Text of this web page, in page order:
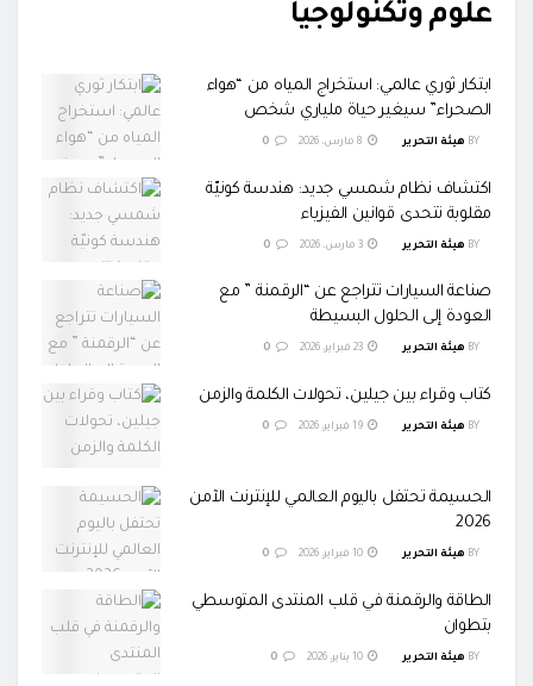
علوم وتكنولوجيا
ابتكار ثوري عالمي: استخراج المياه من “هواء
الصحراء” سيغير حياة ملياري شخص
BY هيئة التحرير
اكتشاف نظام شمسي جديد: هندسة كونيّة
مقلوبة تتحدى قوانين الفيزياء
BY هيئة التحرير
​صناعة السيارات تتراجع عن “الرقمنة ” مع
العودة إلى الحلول البسيطة
BY هيئة التحرير
كتاب وقراء بين جيلين، تحولات الكلمة والزمن
BY هيئة التحرير
الحسيمة تحتفل باليوم العالمي للإنترنت الآمن
2026
BY هيئة التحرير
الطاقة والرقمنة في قلب المنتدى المتوسطي
بتطوان
BY هيئة التحرير